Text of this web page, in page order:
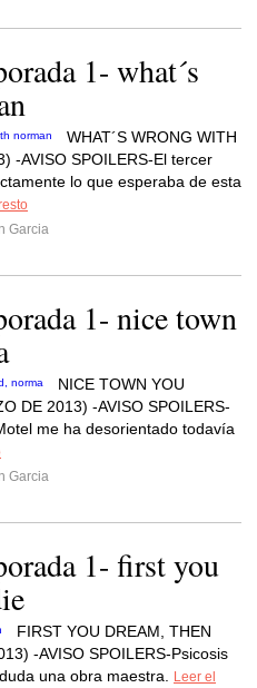
1- what´s
WHAT´S WRONG WITH
-AVISO SPOILERS-El tercer
lo que esperaba de esta
Garcia
1- nice town
NICE TOWN YOU
DE 2013) -AVISO SPOILERS-
me ha desorientado todavía
Garcia
1- first you
FIRST YOU DREAM, THEN
-AVISO SPOILERS-Psicosis
una obra maestra.
Leer el